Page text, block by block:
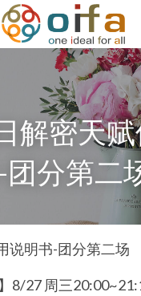
究协会
团队
解密天
分第二
说明书-团分第二场
8/27 周三